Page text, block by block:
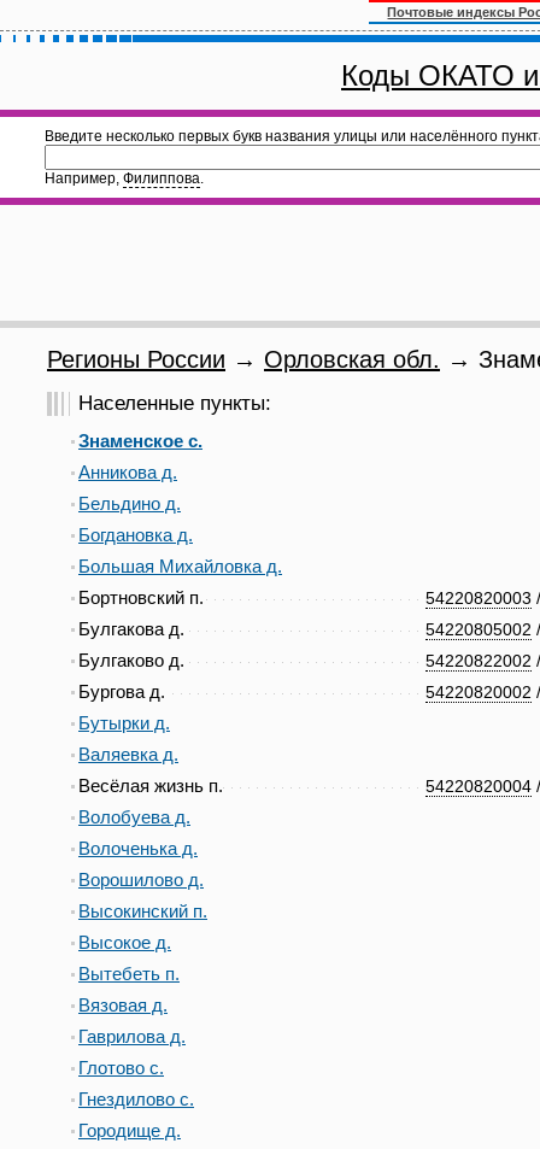
Почтовые индексы
Коды ОКАТО
Введите несколько первых букв названия улицы или населённого
Например, Филиппова.
Регионы России → Орловская обл. →
Населенные пункты:
Знаменское с.
Анникова д.
Бельдино д.
Богдановка д.
Большая Михайловка д.
54220820003
Бортновский п.
54220805002
Булгакова д.
54220822002
Булгаково д.
54220820002
Бургова д.
Бутырки д.
Валяевка д.
54220820004
Весёлая жизнь п.
Волобуева д.
Волоченька д.
Ворошилово д.
Высокинский п.
Высокое д.
Вытебеть п.
Вязовая д.
Гаврилова д.
Глотово с.
Гнездилово с.
Городище д.